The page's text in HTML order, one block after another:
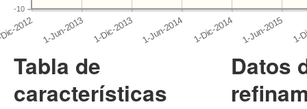
-10
Tabla de
características
Datos